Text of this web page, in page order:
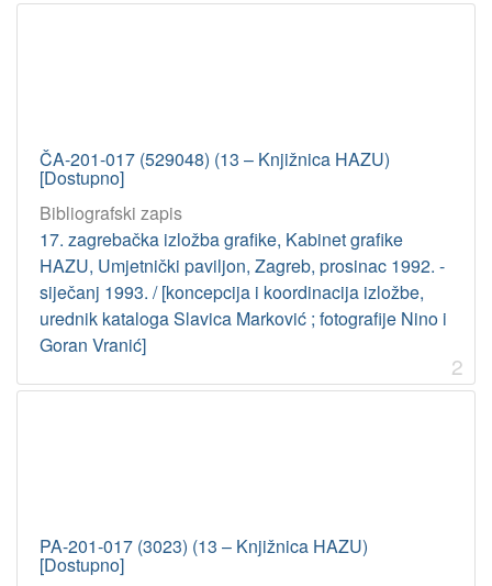
ČA-201-017 (529048) (13 – Knjižnica HAZU)
[Dostupno]
Bibliografski zapis
17. zagrebačka izložba grafike, Kabinet grafike
HAZU, Umjetnički paviljon, Zagreb, prosinac 1992. -
siječanj 1993. / [koncepcija i koordinacija izložbe,
urednik kataloga Slavica Marković ; fotografije Nino i
Goran Vranić]
2
PA-201-017 (3023) (13 – Knjižnica HAZU)
[Dostupno]